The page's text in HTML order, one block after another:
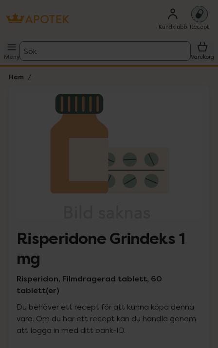
Kundklubb Recept
Meny
Sök
Varukorg
Hem
Lista: . Innehåller 1 objekt.
Risperidone Grindeks 1
mg
Risperidon, Filmdragerad tablett, 60
tablett(er)
Du behöver ett recept för att kunna köpa denna
vara. Om du har ett recept kan du handla genom
att logga in med ditt bank-ID.